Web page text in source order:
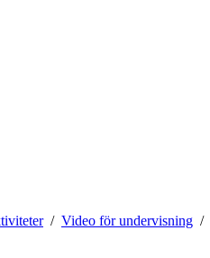
Video för undervisning